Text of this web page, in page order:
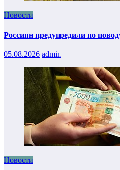
Новости
Россиян предупредили по
05.08.2026 admin
Новости